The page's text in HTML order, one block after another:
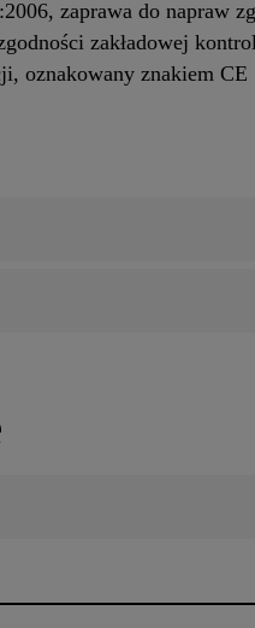
zaprawa do napraw
zakładowej
oznakowany znakiem CE